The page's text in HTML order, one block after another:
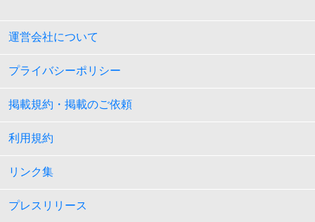
運営会社について
プライバシーポリシー
掲載規約・掲載のご依頼
利用規約
リンク集
プレスリリース